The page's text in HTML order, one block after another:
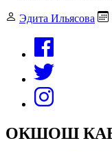
Эдита Ильясова
ОКШОШ